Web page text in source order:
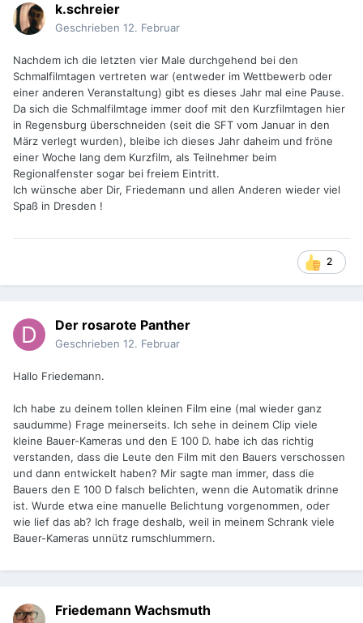
k.schreier
Geschrieben 12. Februar
Nachdem ich die letzten vier Male durchgehend bei den
Schmalfilmtagen vertreten war (entweder im Wettbewerb oder
einer anderen Veranstaltung) gibt es dieses Jahr mal eine Pause.
Da sich die Schmalfilmtage immer doof mit den Kurzfilmtagen hier
in Regensburg überschneiden (seit die SFT vom Januar in den
März verlegt wurden), bleibe ich dieses Jahr daheim und fröne
einer Woche lang dem Kurzfilm, als Teilnehmer beim
Regionalfenster sogar bei freiem Eintritt.
Ich wünsche aber Dir, Friedemann und allen Anderen wieder viel
Spaß in Dresden !
2
Der rosarote Panther
Geschrieben 12. Februar
Hallo Friedemann.
Ich habe zu deinem tollen kleinen Film eine (mal wieder ganz
saudumme) Frage meinerseits. Ich sehe in deinem Clip viele
kleine Bauer-Kameras und den E 100 D. habe ich das richtig
verstanden, dass die Leute den Film mit den Bauers verschossen
und dann entwickelt haben? Mir sagte man immer, dass die
Bauers den E 100 D falsch belichten, wenn die Automatik drinne
ist. Wurde etwa eine manuelle Belichtung vorgenommen, oder
wie lief das ab? Ich frage deshalb, weil in meinem Schrank viele
Bauer-Kameras unnütz rumschlummern.
Friedemann Wachsmuth